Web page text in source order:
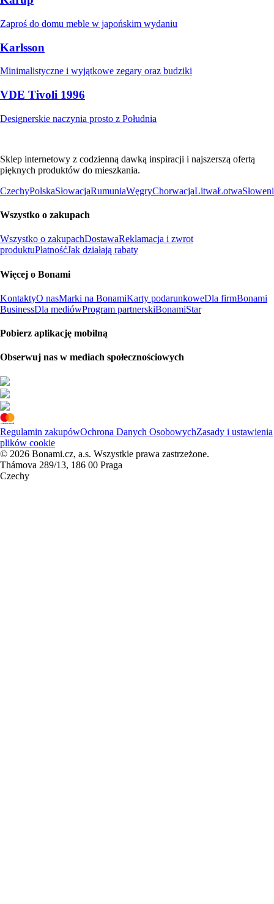
Zaproś do domu meble w japońskim wydaniu
Karlsson
Minimalistyczne i wyjątkowe zegary oraz budziki
VDE Tivoli 1996
Designerskie naczynia prosto z Południa
Sklep internetowy z codzienną dawką inspiracji i najszerszą ofertą
pięknych produktów do mieszkania.
CzechyPolskaSłowacjaRumuniaWęgryChorwacjaLitwaŁotwa
Wszystko o zakupach
Wszystko o zakupachDostawaReklamacja i zwrot
produktuPłatnośćJak działają rabaty
Więcej o Bonami
KontaktyO nasMarki na BonamiKarty podarunkoweDla firmBonami
BusinessDla mediówProgram partnerskiBonamiStar
Pobierz aplikację mobilną
Obserwuj nas w mediach społecznościowych
Regulamin zakupówOchrona Danych OsobowychZasady i ustawienia
plików cookie
© 2026 Bonami.cz, a.s. Wszystkie prawa zastrzeżone.
Thámova 289/13, 186 00 Praga
Czechy